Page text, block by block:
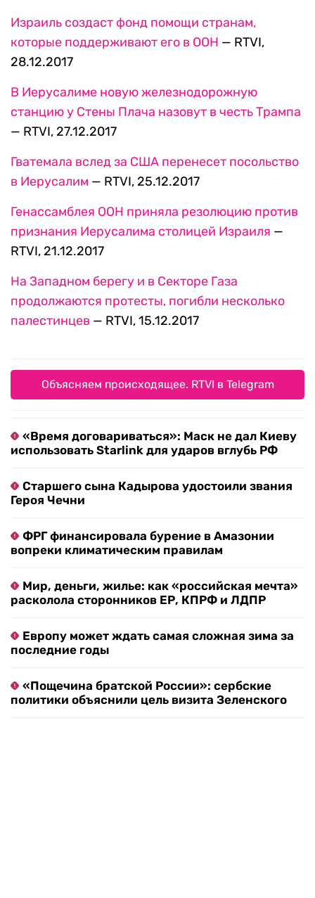
Израиль создаст фонд помощи странам,
которые поддерживают его в ООН — RTVI,
28.12.2017
В Иерусалиме новую железнодорожную
станцию у Стены Плача назовут в честь Трампа
— RTVI, 27.12.2017
Гватемала вслед за США перенесет посольство
в Иерусалим — RTVI, 25.12.2017
Генассамблея ООН приняла резолюцию против
признания Иерусалима столицей Израиля —
RTVI, 21.12.2017
На Западном берегу и в Секторе Газа
продолжаются протесты, погибли несколько
палестинцев — RTVI, 15.12.2017
Объясняем происходящее. RTVI в Telegram
«Время договариваться»: Маск не дал Киеву
использовать Starlink для ударов вглубь РФ
Старшего сына Кадырова удостоили звания
Героя Чечни
ФРГ финансировала бурение в Амазонии
вопреки климатическим правилам
Мир, деньги, жилье: как «российская мечта»
расколола сторонников ЕР, КПРФ и ЛДПР
Европу может ждать самая сложная зима за
последние годы
«Пощечина братской России»: сербские
политики объяснили цель визита Зеленского